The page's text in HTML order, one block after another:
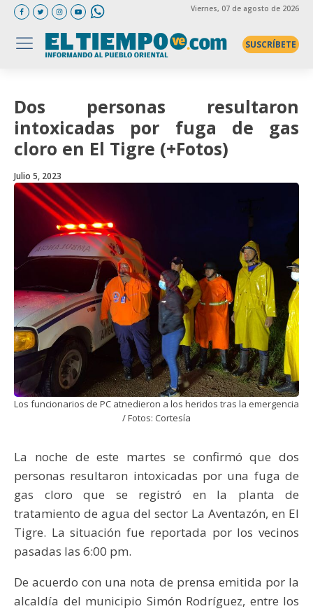
Viernes, 07 de agosto de 2026
SUSCRÍBETE
Dos personas resultaron
intoxicadas por fuga de gas
cloro en El Tigre (+Fotos)
Julio 5, 2023
Los funcionarios de PC atnedieron a los heridos tras la emergencia
/ Fotos: Cortesía
La noche de este martes se confirmó que dos
personas resultaron intoxicadas por una fuga de
gas cloro que se registró en la planta de
tratamiento de agua del sector La Aventazón, en El
Tigre. La situación fue reportada por los vecinos
pasadas las 6:00 pm.
De acuerdo con una nota de prensa emitida por la
alcaldía del municipio Simón Rodríguez, entre los